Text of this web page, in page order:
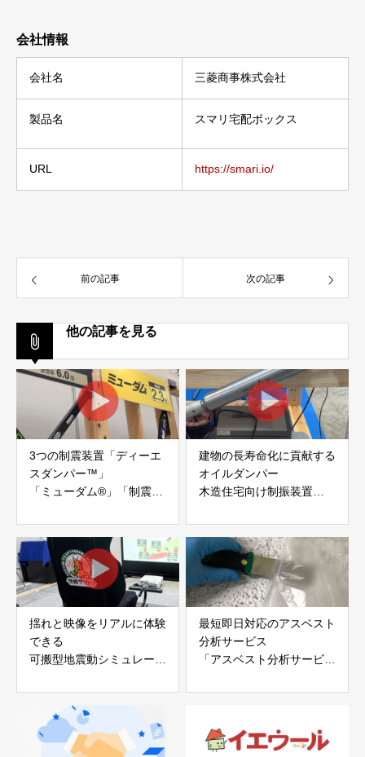
会社情報
会社名 三菱商事株式会社
製品名 スマリ宅配ボックス
URL https://smari.io/
前の記事 次の記事
他の記事を見る
3つの制震装置「ディーエ
スダンパー™」
「ミューダム®」「制震テ
アイディールブレーン株式
会社
建物の長寿命化に貢献する
オイルダンパー
木造住宅向け制振装置
株式会社evoltz
揺れと映像をリアルに体験
できる
可搬型地震動シミュレータ
白山工業株式会社
最短即日対応のアスベスト
分析サービス
「アスベスト分析サービ